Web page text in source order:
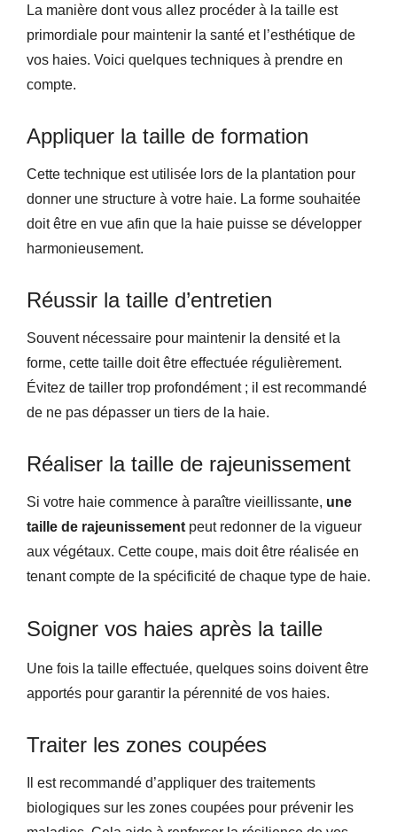
La manière dont vous allez procéder à la taille est
primordiale pour maintenir la santé et l’esthétique de
vos haies. Voici quelques techniques à prendre en
compte.
Appliquer la taille de formation
Cette technique est utilisée lors de la plantation pour
donner une structure à votre haie. La forme souhaitée
doit être en vue afin que la haie puisse se développer
harmonieusement.
Réussir la taille d’entretien
Souvent nécessaire pour maintenir la densité et la
forme, cette taille doit être effectuée régulièrement.
Évitez de tailler trop profondément ; il est recommandé
de ne pas dépasser un tiers de la haie.
Réaliser la taille de rajeunissement
Si votre haie commence à paraître vieillissante, une
taille de rajeunissement peut redonner de la vigueur
aux végétaux. Cette coupe, mais doit être réalisée en
tenant compte de la spécificité de chaque type de haie.
Soigner vos haies après la taille
Une fois la taille effectuée, quelques soins doivent être
apportés pour garantir la pérennité de vos haies.
Traiter les zones coupées
Il est recommandé d’appliquer des traitements
biologiques sur les zones coupées pour prévenir les